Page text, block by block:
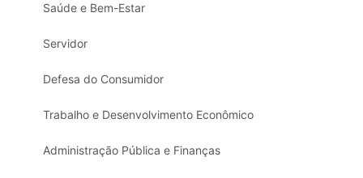
Saúde e Bem-Estar
Servidor
Defesa do Consumidor
Trabalho e Desenvolvimento Econômico
Administração Pública e Finanças